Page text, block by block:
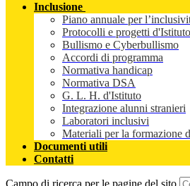
Inclusione
Piano annuale per
Protocolli e progetti d'Istituto
Bullismo e Cyberbullismo
Accordi di programma
Normativa handicap
Normativa DSA
G. L. H. d'Istituto
Integrazione alunni stranieri
Laboratori inclusivi
Materiali per la formazione
Documenti utili
Contatti